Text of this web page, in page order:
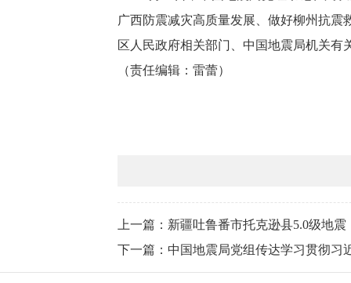
广西防震减灾高质量发展、做好柳州抗
区人民政府相关部门、中国地震局机关有
（责任编辑：雷蕾）
上一篇：新疆吐鲁番市托克逊县5.0级地震
下一篇：中国地震局党组传达学习贯彻习